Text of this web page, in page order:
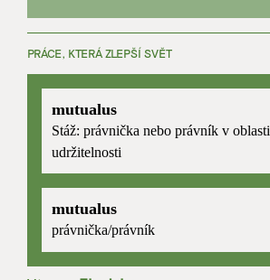
PRÁCE, KTERÁ ZLEPŠÍ SVĚT
mutualus
Stáž: právnička nebo právník v oblasti
udržitelnosti
mutualus
právnička/právník